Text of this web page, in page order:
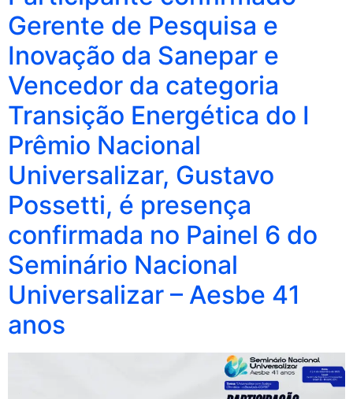
Gerente de Pesquisa e
Inovação da Sanepar e
Vencedor da categoria
Transição Energética do I
Prêmio Nacional
Universalizar, Gustavo
Possetti, é presença
confirmada no Painel 6 do
Seminário Nacional
Universalizar – Aesbe 41
anos